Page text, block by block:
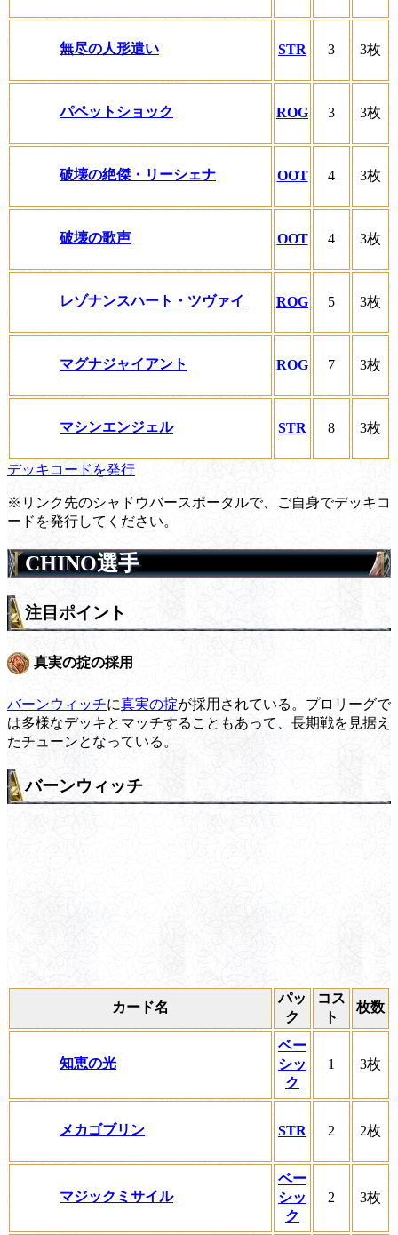
無尽の人形遣い STR 3 3枚
パペットショック ROG 3 3枚
破壊の絶傑・リーシェナ OOT 4 3枚
破壊の歌声 OOT 4 3枚
レゾナンスハート・ツヴァイ ROG 5 3枚
マグナジャイアント ROG 7 3枚
マシンエンジェル STR 8 3枚
デッキコードを発行
※リンク先のシャドウバースポータルで、ご自身でデッキコ
ードを発行してください。
CHINO選手
注目ポイント
真実の掟の採用
バーンウィッチに真実の掟が採用されている。プロリーグで
は多様なデッキとマッチすることもあって、長期戦を見据え
たチューンとなっている。
バーンウィッチ
カード名
パッ
ク
コス
ト
枚数
知恵の光
ベー
シッ
ク
1 3枚
メカゴブリン STR 2 2枚
マジックミサイル
ベー
シッ
ク
2 3枚